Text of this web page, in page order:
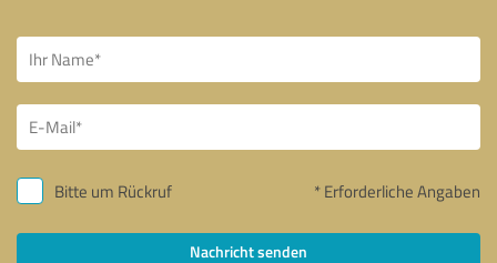
Bitte um Rückruf * Erforderliche Angaben
Nachricht senden